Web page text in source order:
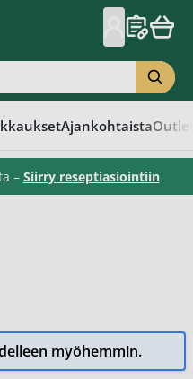
Ajankohtaista
– Siirry reseptiasiointiin
myöhemmin.